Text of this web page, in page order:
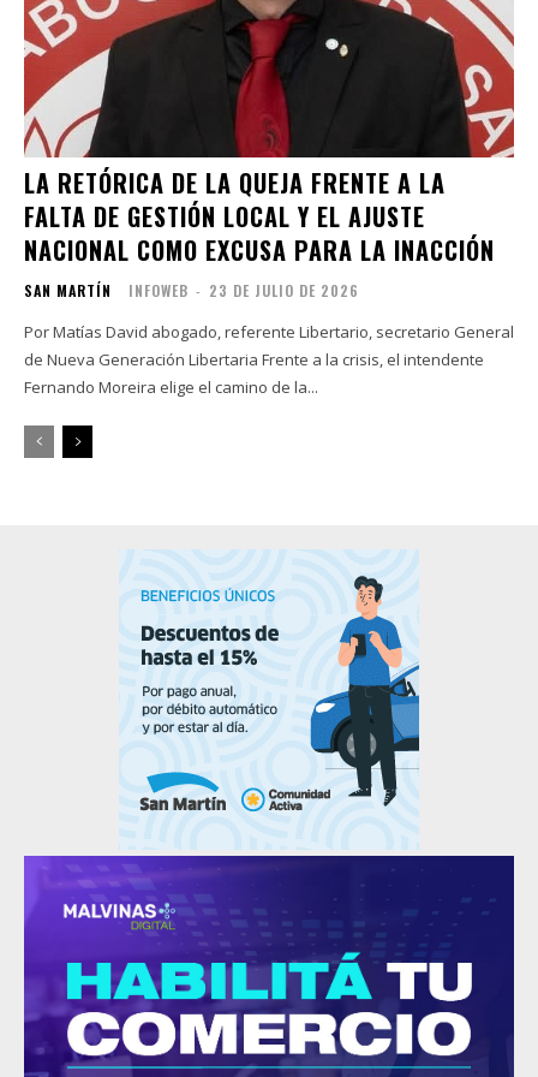
LA RETÓRICA DE LA QUEJA FRENTE A LA
FALTA DE GESTIÓN LOCAL Y EL AJUSTE
NACIONAL COMO EXCUSA PARA LA INACCIÓN
SAN MARTÍN INFOWEB - 23 DE JULIO DE 2026
Por Matías David abogado, referente Libertario, secretario General
de Nueva Generación Libertaria Frente a la crisis, el intendente
Fernando Moreira elige el camino de la...